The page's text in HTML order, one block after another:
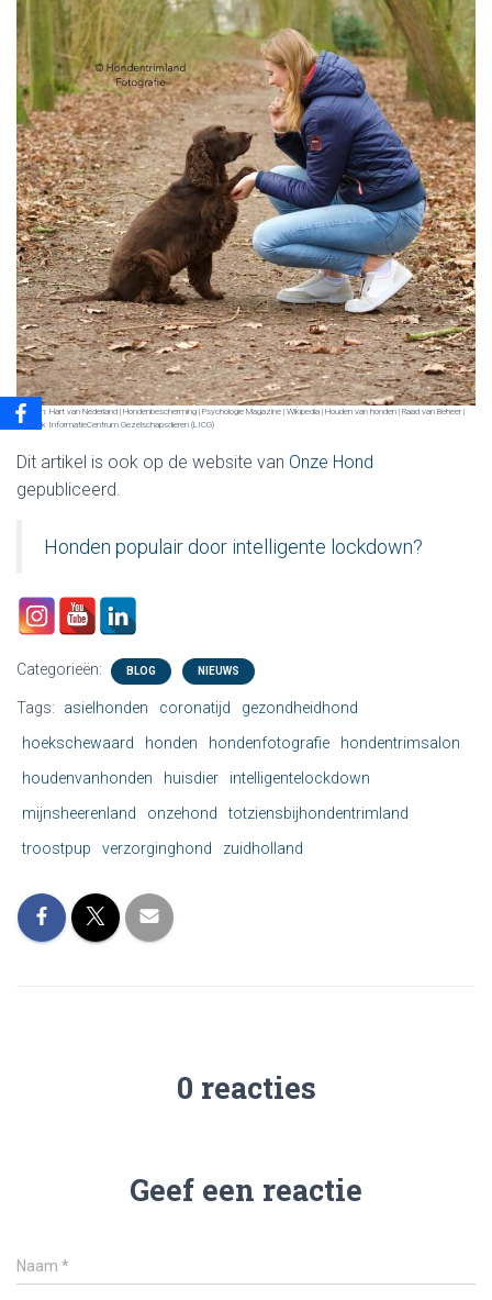
Bronnen: Hart van Nederland | Hondenbescherming | Psychologie Magazine | Wikipedia | Houden van honden | Raad van Beheer |
Landelijk InformatieCentrum Gezelschapsdieren (LICG)
Dit artikel is ook op de website van Onze Hond
gepubliceerd.
Honden populair door intelligente lockdown?
Categorieën: BLOG NIEUWS
Tags: asielhonden coronatijd
gezondheidhond
hoekschewaard
honden hondenfotografie
hondentrimsalon
houdenvanhonden
huisdier
intelligentelockdown
mijnsheerenland
onzehond
totziensbijhondentrimland
troostpup
verzorginghond zuidholland
0 reacties
Geef een reactie
Naam *